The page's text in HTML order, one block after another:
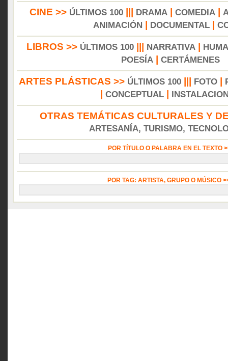
CINE >> ÚLTIMOS 100 DRAMA COMEDIA
ANIMACIÓN
DOCUMENTAL|
LIBROS >> ÚLTIMOS 100 NARRATIVA
POESÍA| CERTÁMENES
ARTES PLÁSTICAS >> ÚLTIMOS 100 FOTO
CONCEPTUAL
OTRAS TEMÁTICAS CULTURALES Y
ARTESANÍA, TURISMO,
POR TÍTULO O PALABRA EN EL TEXTO
POR TAG: ARTISTA, GRUPO O MÚSICO